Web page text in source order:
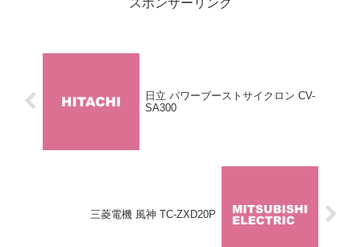
日立 パワーブーストサイクロン CV-
SA300
三菱電機 風神 TC-ZXD20P